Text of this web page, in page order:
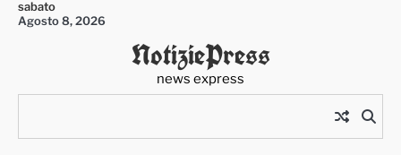
Skipsabato
Agosto 8, 2026
NotiziePress
news express